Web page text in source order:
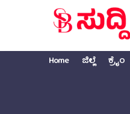
Home ಜಿಲ್ಲೆ ಕ್ರೈಂ